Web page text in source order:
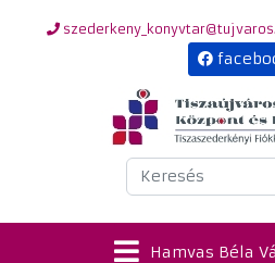
Keresés
Hamvas Béla